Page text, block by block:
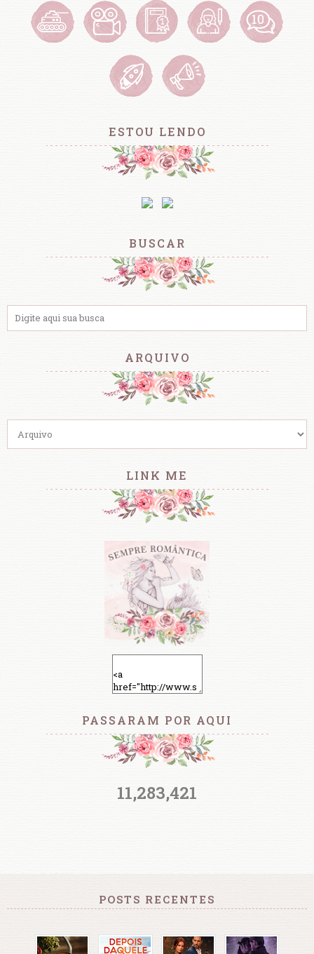
ESTOU LENDO
BUSCAR
ARQUIVO
LINK ME
PASSARAM POR AQUI
11,283,421
POSTS RECENTES